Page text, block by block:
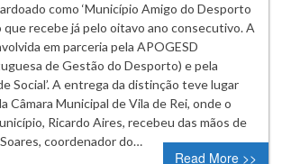
como ‘Município Amigo do Desporto
que recebe já pelo oitavo ano consecutivo. A
em parceria pela APOGESD
de Gestão do Desporto) e pela
Social’. A entrega da distinção teve lugar
Câmara Municipal de Vila de Rei, onde o
Ricardo Aires, recebeu das mãos de
coordenador do…
Read More >>